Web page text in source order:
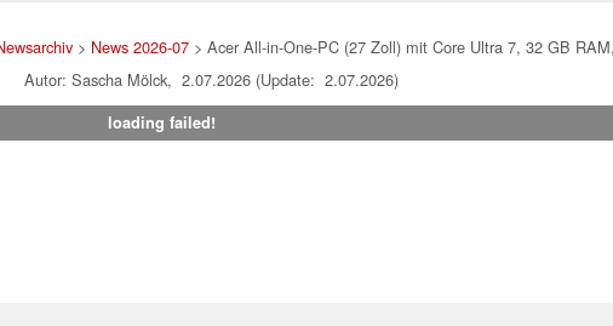
> News 2026-07 > Acer All-in-One-PC (27 Zoll) mit Core Ultra 7, 32 GB
Autor: Sascha Mölck, 2.07.2026 (Update: 2.07.2026)
loading failed!